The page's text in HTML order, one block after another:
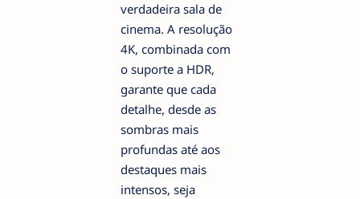
verdadeira sala de
cinema. A resolução
4K, combinada com
o suporte a HDR,
garante que cada
detalhe, desde as
sombras mais
profundas até aos
destaques mais
intensos, seja